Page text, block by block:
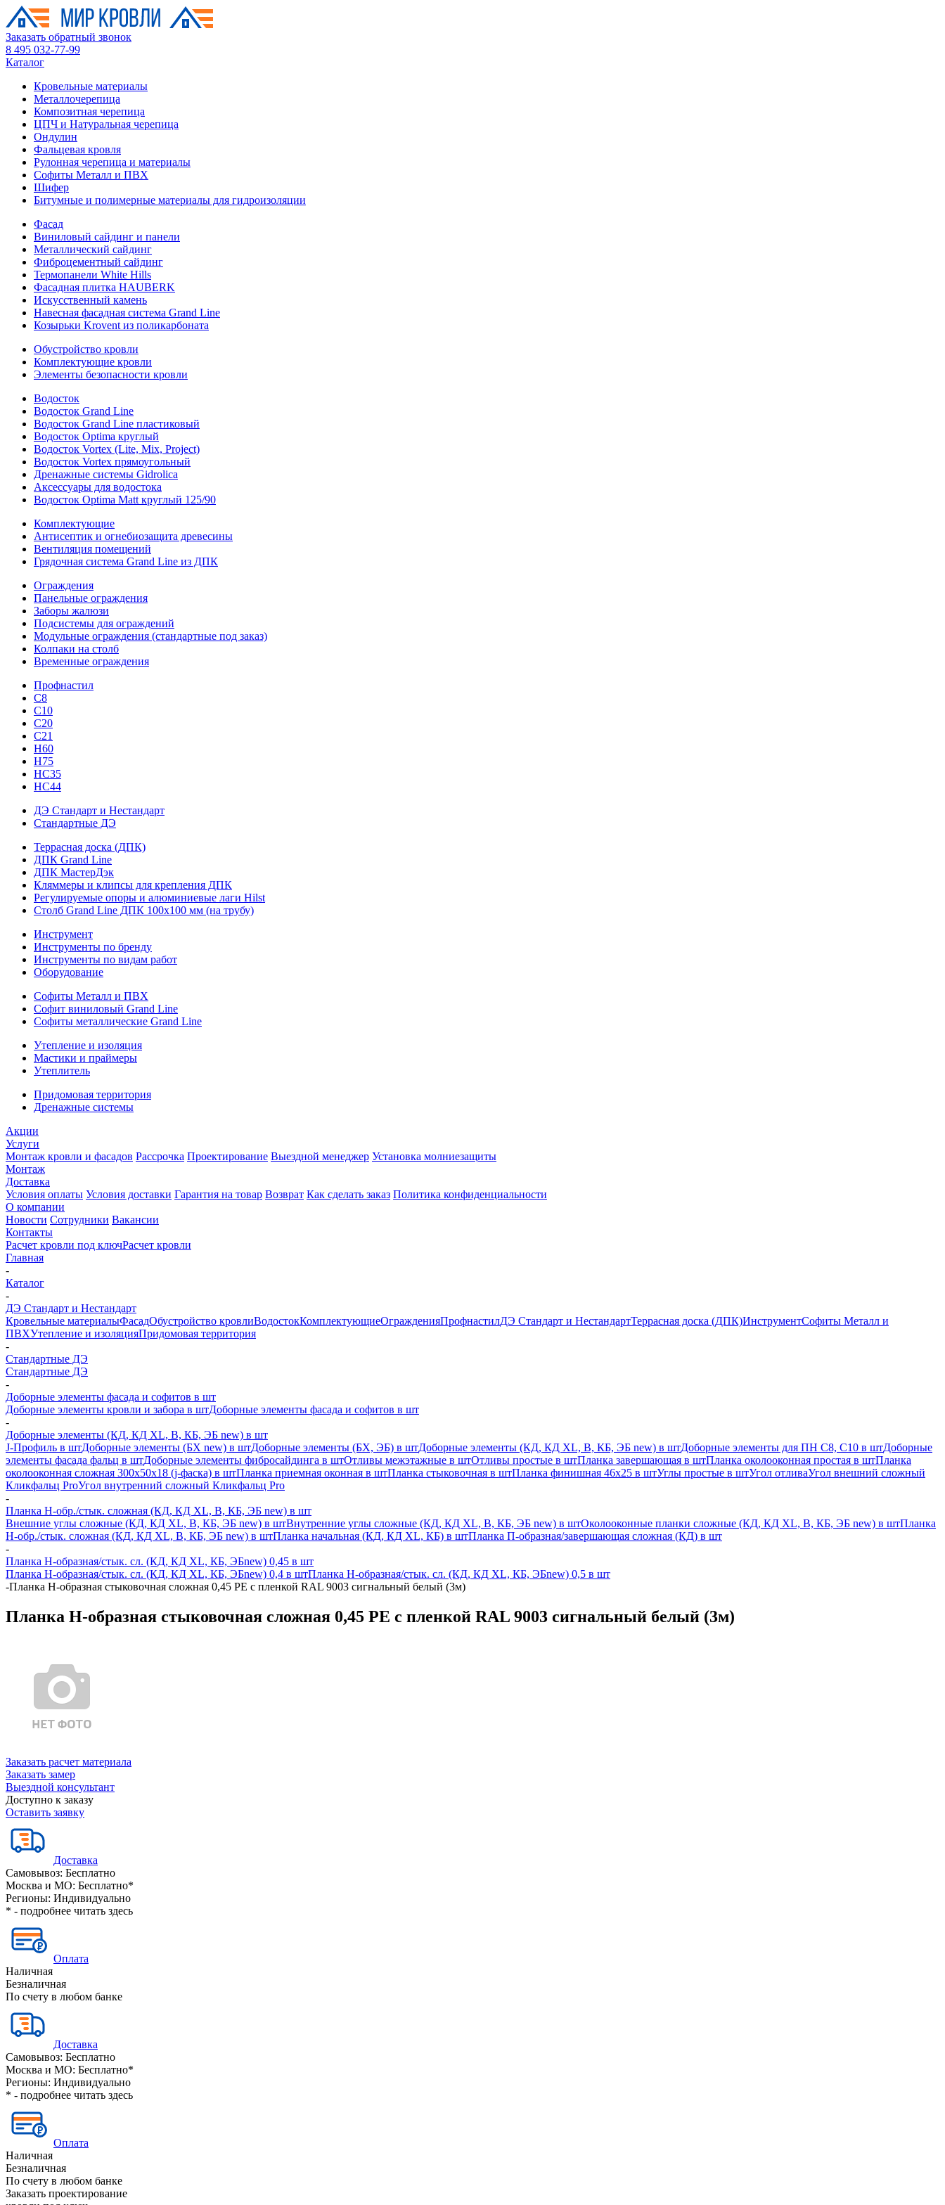
Заказать обратный звонок
8 495 032-77-99
Каталог
Кровельные материалы
Металлочерепица
Композитная черепица
ЦПЧ и Натуральная черепица
Ондулин
Фальцевая кровля
Рулонная черепица и материалы
Софиты Металл и ПВХ
Шифер
Битумные и полимерные материалы для гидроизоляции
Фасад
Виниловый сайдинг и панели
Металлический сайдинг
Фиброцементный сайдинг
Термопанели White Hills
Фасадная плитка HAUBERK
Искусственный камень
Навесная фасадная система Grand Line
Козырьки Krovent из поликарбоната
Обустройство кровли
Комплектующие кровли
Элементы безопасности кровли
Водосток
Водосток Grand Line
Водосток Grand Line пластиковый
Водосток Optima круглый
Водосток Vortex (Lite, Mix, Project)
Водосток Vortex прямоугольный
Дренажные системы Gidrolica
Аксессуары для водостока
Водосток Optima Matt круглый 125/90
Комплектующие
Антисептик и огнебиозащита древесины
Вентиляция помещений
Грядочная система Grand Line из ДПК
Ограждения
Панельные ограждения
Заборы жалюзи
Подсистемы для ограждений
Модульные ограждения (стандартные под заказ)
Колпаки на столб
Временные ограждения
Профнастил
С8
С10
С20
С21
H60
H75
HС35
НС44
ДЭ Стандарт и Нестандарт
Стандартные ДЭ
Террасная доска (ДПК)
ДПК Grand Line
ДПК МастерДэк
Кляммеры и клипсы для крепления ДПК
Регулируемые опоры и алюминиевые лаги Hilst
Столб Grand Line ДПК 100х100 мм (на трубу)
Инструмент
Инструменты по бренду
Инструменты по видам работ
Оборудование
Софиты Металл и ПВХ
Софит виниловый Grand Line
Софиты металлические Grand Line
Утепление и изоляция
Мастики и праймеры
Утеплитель
Придомовая территория
Дренажные системы
Акции
Услуги
Монтаж кровли и фасадов Рассрочка Проектирование Выездной менеджер Установка молниезащиты
Монтаж
Доставка
Условия оплаты Условия доставки Гарантия на товар Возврат Как сделать заказ Политика конфиденциальности
О компании
Новости Сотрудники Вакансии
Контакты
Расчет кровли под ключРасчет кровли
Главная
-
Каталог
-
ДЭ Стандарт и Нестандарт
Кровельные материалыФасадОбустройство кровлиВодостокКомплектующиеОгражденияПрофнастилДЭ Стандарт и НестандартТеррасная доска (ДПК)ИнструментСофиты Металл и
ПВХУтепление и изоляцияПридомовая территория
-
Стандартные ДЭ
Стандартные ДЭ
-
Доборные элементы фасада и софитов в шт
Доборные элементы кровли и забора в штДоборные элементы фасада и софитов в шт
-
Доборные элементы (КД, КД XL, В, КБ, ЭБ new) в шт
J-Профиль в штДоборные элементы (БХ new) в штДоборные элементы (БХ, ЭБ) в штДоборные элементы (КД, КД XL, В, КБ, ЭБ new) в штДоборные элементы для ПН С8, С10 в штДоборные
элементы фасада фальц в штДоборные элементы фибросайдинга в штОтливы межэтажные в штОтливы простые в штПланка завершающая в штПланка околооконная простая в штПланка
околооконная сложная 300х50х18 (j-фаска) в штПланка приемная оконная в штПланка стыковочная в штПланка финишная 46х25 в штУглы простые в штУгол отливаУгол внешний сложный
Кликфальц ProУгол внутренний сложный Кликфальц Pro
-
Планка H-обр./стык. сложная (КД, КД XL, В, КБ, ЭБ new) в шт
Внешние углы сложные (КД, КД XL, В, КБ, ЭБ new) в штВнутренние углы сложные (КД, КД XL, В, КБ, ЭБ new) в штОколооконные планки сложные (КД, КД XL, В, КБ, ЭБ new) в штПланка
H-обр./стык. сложная (КД, КД XL, В, КБ, ЭБ new) в штПланка начальная (КД, КД XL, КБ) в штПланка П-образная/завершающая сложная (КД) в шт
-
Планка H-образная/стык. сл. (КД, КД XL, КБ, ЭБnew) 0,45 в шт
Планка H-образная/стык. сл. (КД, КД XL, КБ, ЭБnew) 0,4 в штПланка H-образная/стык. сл. (КД, КД XL, КБ, ЭБnew) 0,5 в шт
-Планка Н-образная стыковочная сложная 0,45 PE с пленкой RAL 9003 сигнальный белый (3м)
Планка Н-образная стыковочная сложная 0,45 PE с пленкой RAL 9003 сигнальный белый (3м)
Заказать расчет материала
Заказать замер
Выездной консультант
Доступно к заказу
Оставить заявку
Доставка
Самовывоз: Бесплатно
Москва и МО: Бесплатно*
Регионы: Индивидуально
* - подробнее читать здесь
Оплата
Наличная
Безналичная
По счету в любом банке
Доставка
Самовывоз: Бесплатно
Москва и МО: Бесплатно*
Регионы: Индивидуально
* - подробнее читать здесь
Оплата
Наличная
Безналичная
По счету в любом банке
Заказать проектирование